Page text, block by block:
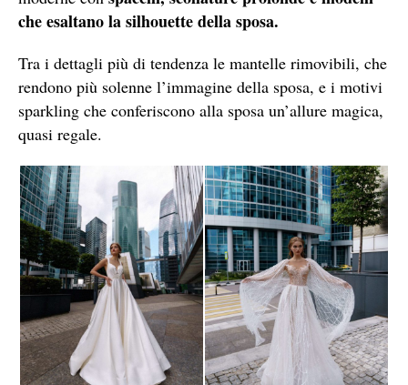
che esaltano la silhouette della sposa.
Tra i dettagli più di tendenza le mantelle rimovibili, che
rendono più solenne l’immagine della sposa, e i motivi
sparkling che conferiscono alla sposa un’allure magica,
quasi regale.